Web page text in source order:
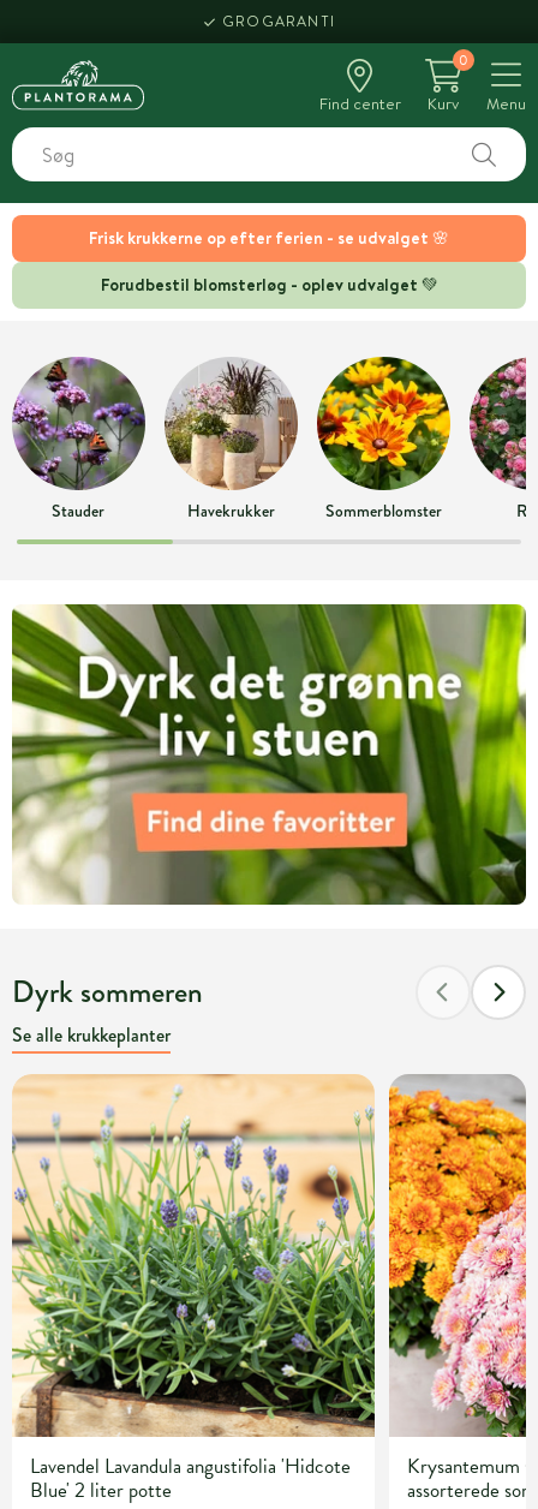
GROGARANTI
Find center
0
Kurv
Menu
Frisk krukkerne op efter ferien - se udvalget 🌸
Forudbestil blomsterløg - oplev udvalget 💚
Stauder Havekrukker Sommerblomster
Dyrk sommeren
Se alle krukkeplanter
Lavendel Lavandula angustifolia 'Hidcote
Blue' 2 liter potte
Krysantemum
assorterede